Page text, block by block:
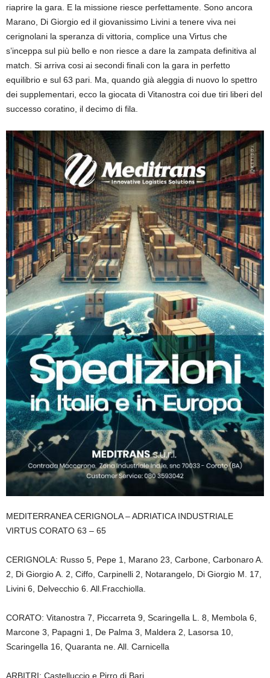
riaprire la gara. E la missione riesce perfettamente. Sono ancora
Marano, Di Giorgio ed il giovanissimo Livini a tenere viva nei
cerignolani la speranza di vittoria, complice una Virtus che
s’inceppa sul più bello e non riesce a dare la zampata definitiva al
match. Si arriva cosi ai secondi finali con la gara in perfetto
equilibrio e sul 63 pari. Ma, quando già aleggia di nuovo lo spettro
dei supplementari, ecco la giocata di Vitanostra coi due tiri liberi del
successo coratino, il decimo di fila.
MEDITERRANEA CERIGNOLA – ADRIATICA INDUSTRIALE
VIRTUS CORATO 63 – 65
CERIGNOLA: Russo 5, Pepe 1, Marano 23, Carbone, Carbonaro A.
2, Di Giorgio A. 2, Ciffo, Carpinelli 2, Notarangelo, Di Giorgio M. 17,
Livini 6, Delvecchio 6. All.Fracchiolla.
CORATO: Vitanostra 7, Piccarreta 9, Scaringella L. 8, Membola 6,
Marcone 3, Papagni 1, De Palma 3, Maldera 2, Lasorsa 10,
Scaringella 16, Quaranta ne. All. Carnicella
ARBITRI: Castelluccio e Pirro di Bari